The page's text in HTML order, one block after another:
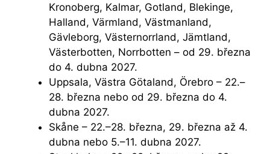
Kronoberg, Kalmar, Gotland, Blekinge,
Halland, Värmland, Västmanland,
Gävleborg, Västernorrland, Jämtland,
Västerbotten, Norrbotten – od 29. března
do 4. dubna 2027.
Uppsala, Västra Götaland, Örebro – 22.–
28. března nebo od 29. března do 4.
dubna 2027.
Skåne – 22.–28. března, 29. března až 4.
dubna nebo 5.–11. dubna 2027.